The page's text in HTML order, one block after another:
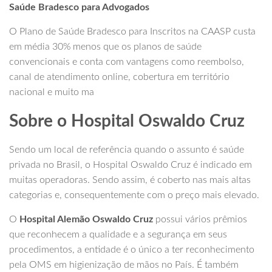
Saúde Bradesco para Advogados
O Plano de Saúde Bradesco para Inscritos na CAASP custa
em média 30% menos que os planos de saúde
convencionais e conta com vantagens como reembolso,
canal de atendimento online, cobertura em território
nacional e muito ma
Sobre o Hospital Oswaldo Cruz
Sendo um local de referência quando o assunto é saúde
privada no Brasil, o Hospital Oswaldo Cruz é indicado em
muitas operadoras. Sendo assim, é coberto nas mais altas
categorias e, consequentemente com o preço mais elevado.
O Hospital Alemão Oswaldo Cruz possui vários prêmios
que reconhecem a qualidade e a segurança em seus
procedimentos, a entidade é o único a ter reconhecimento
pela OMS em higienização de mãos no País. É também